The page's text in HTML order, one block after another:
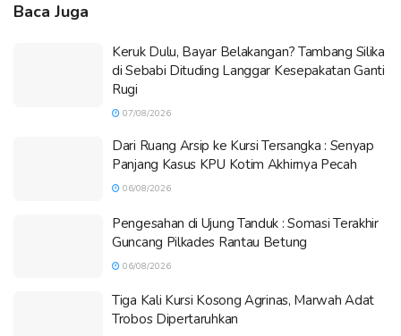
Baca Juga
Keruk Dulu, Bayar Belakangan? Tambang Silika
di Sebabi Dituding Langgar Kesepakatan Ganti
Rugi
07/08/2026
Dari Ruang Arsip ke Kursi Tersangka : Senyap
Panjang Kasus KPU Kotim Akhirnya Pecah
06/08/2026
Pengesahan di Ujung Tanduk : Somasi Terakhir
Guncang Pilkades Rantau Betung
06/08/2026
Tiga Kali Kursi Kosong Agrinas, Marwah Adat
Trobos Dipertaruhkan